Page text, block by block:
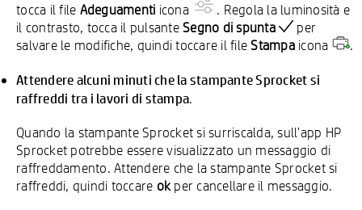
tocca il file Adeguamenti icona
. Regola la luminosità e
il contrasto, tocca il pulsanteSegno di spunta
per
salvare le modifiche, quindi toccare il fileStampaicona .
Attendere alcuni minuti che la stampante Sprocket si
raffreddi tra i lavori di stampa.
Quando la stampante Sprocket si surriscalda, sull'app HP
Sprocket potrebbe essere visualizzato un messaggio di
raffreddamento. Attendere che la stampante Sprocket si
raffreddi, quindi toccare okper cancellare il messaggio.